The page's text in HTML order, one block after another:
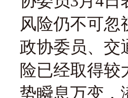
风险仍不可忽
政协委员、交
险已经取得较
势瞬息万变，